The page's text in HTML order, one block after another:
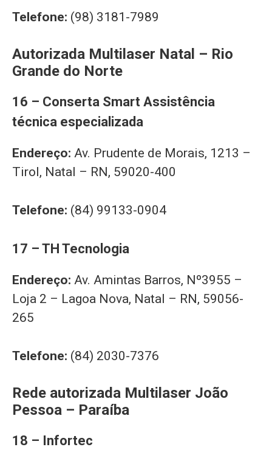
Telefone: (98) 3181-7989
Autorizada Multilaser Natal – Rio
Grande do Norte
16 – Conserta Smart Assistência
técnica especializada
Endereço: Av. Prudente de Morais, 1213 –
Tirol, Natal – RN, 59020-400
Telefone: (84) 99133-0904
17 – TH Tecnologia
Endereço: Av. Amintas Barros, Nº3955 –
Loja 2 – Lagoa Nova, Natal – RN, 59056-
265
Telefone: (84) 2030-7376
Rede autorizada Multilaser João
Pessoa – Paraíba
18 – Infortec